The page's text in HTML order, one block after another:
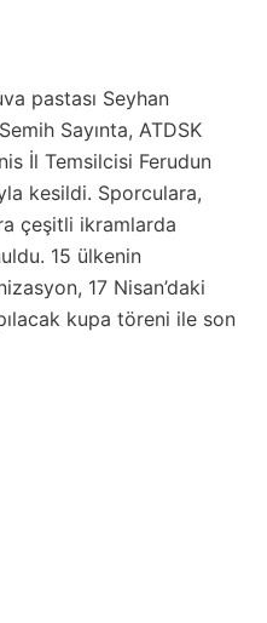
pastası Seyhan
Sayınta, ATDSK
İl Temsilcisi Ferudun
kesildi. Sporculara,
çeşitli ikramlarda
15 ülkenin
17 Nisan’daki
kupa töreni ile son